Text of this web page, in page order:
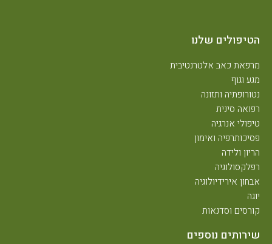
הטיפולים שלנו
מרפאת כאב אלטרנטיבית
מגע וגוף
נטורופתיה ותזונה
רפואה סינית
טיפולי אנרגיה
פסיכותרפיה ואימון
הריון ולידה
רפלקסולוגיה
אבחון אירידיולוגיה
קורסים וסדנאות
שירותים נוספים